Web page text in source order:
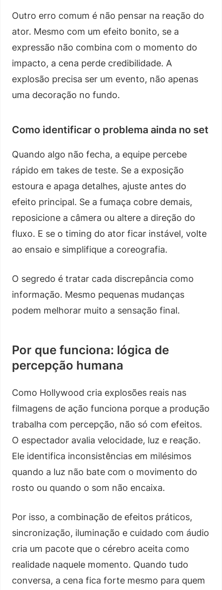
Outro erro comum é não pensar na reação do
ator. Mesmo com um efeito bonito, se a
expressão não combina com o momento do
impacto, a cena perde credibilidade. A
explosão precisa ser um evento, não apenas
uma decoração no fundo.
Como identificar o problema ainda no set
Quando algo não fecha, a equipe percebe
rápido em takes de teste. Se a exposição
estoura e apaga detalhes, ajuste antes do
efeito principal. Se a fumaça cobre demais,
reposicione a câmera ou altere a direção do
fluxo. E se o timing do ator ficar instável, volte
ao ensaio e simplifique a coreografia.
O segredo é tratar cada discrepância como
informação. Mesmo pequenas mudanças
podem melhorar muito a sensação final.
Por que funciona: lógica de
percepção humana
Como Hollywood cria explosões reais nas
filmagens de ação funciona porque a produção
trabalha com percepção, não só com efeitos.
O espectador avalia velocidade, luz e reação.
Ele identifica inconsistências em milésimos
quando a luz não bate com o movimento do
rosto ou quando o som não encaixa.
Por isso, a combinação de efeitos práticos,
sincronização, iluminação e cuidado com áudio
cria um pacote que o cérebro aceita como
realidade naquele momento. Quando tudo
conversa, a cena fica forte mesmo para quem